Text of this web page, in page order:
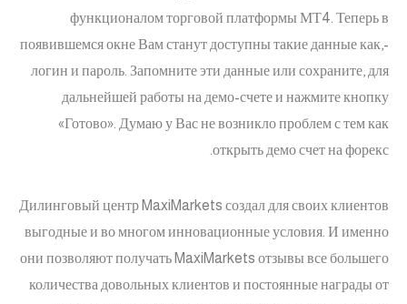
функционалом торговой платформы МТ4. Теперь в
появившемся окне Вам станут доступны такие данные как,-
логин и пароль. Запомните эти данные или сохраните, для
дальнейшей работы на демо-счете и нажмите кнопку
«Готово». Думаю у Вас не возникло проблем с тем как
открыть демо счет на форекс.
Дилинговый центр MaxiMarkets создал для своих клиентов
выгодные и во многом инновационные условия. И именно
они позволяют получать MaxiMarkets отзывы все большего
количества довольных клиентов и постоянные награды от